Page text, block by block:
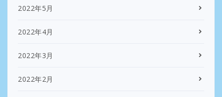
2022年5月
2022年4月
2022年3月
2022年2月